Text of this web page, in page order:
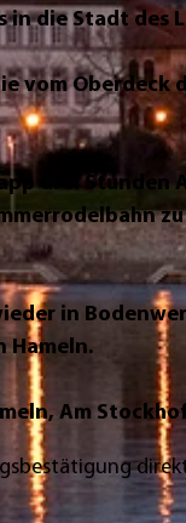
die Stadt des
vom
drei Stunden
in
Hameln.
Am